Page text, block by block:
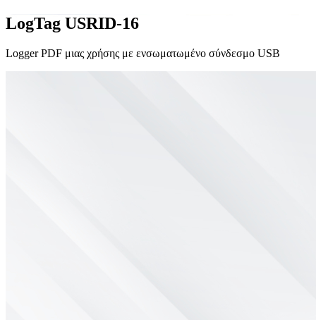
LogTag USRID-16
Logger PDF μιας χρήσης με ενσωματωμένο σύνδεσμο USB